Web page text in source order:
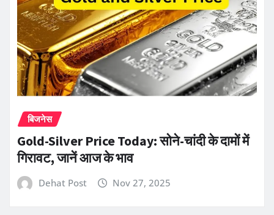
बिजनेस
Gold-Silver Price Today: सोने-चांदी के दामों में
गिरावट, जानें आज के भाव
Dehat Post Nov 27, 2025